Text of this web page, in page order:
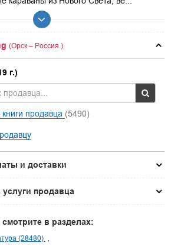
(Орск – Россия.)
г.)
книги продавца (5490)
и доставки
продавца
в разделах:
(28480)